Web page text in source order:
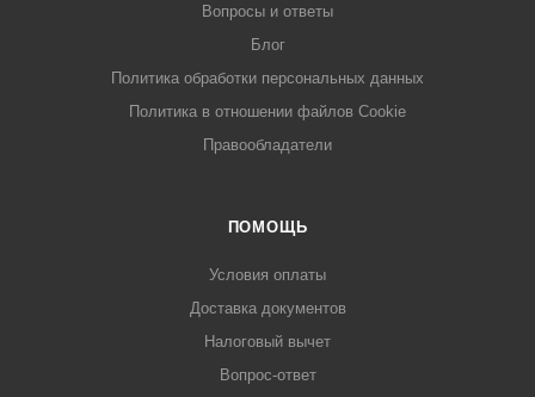
Вопросы и ответы
Блог
Политика обработки персональных данных
Политика в отношении файлов Cookie
Правообладатели
ПОМОЩЬ
Условия оплаты
Доставка документов
Налоговый вычет
Вопрос-ответ